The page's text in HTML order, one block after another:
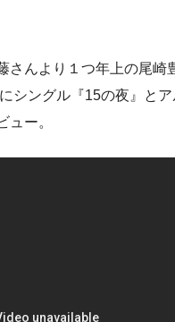
さんより１つ年上の尾崎
シングル『15の夜』と
ュー。